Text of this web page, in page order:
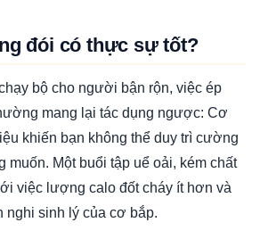
đói có thực sự tốt?
bộ cho người bận rộn, việc ép
mang lại tác dụng ngược: Cơ
khiến bạn không thể duy trì cường
muốn. Một buổi tập uể oải, kém chất
việc lượng calo đốt cháy ít hơn và
nghi sinh lý của cơ bắp.